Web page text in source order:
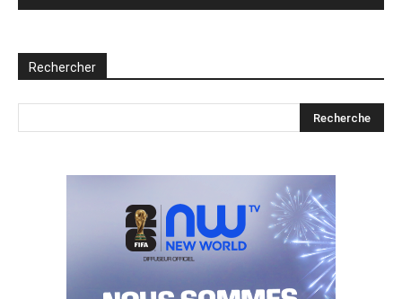
Rechercher